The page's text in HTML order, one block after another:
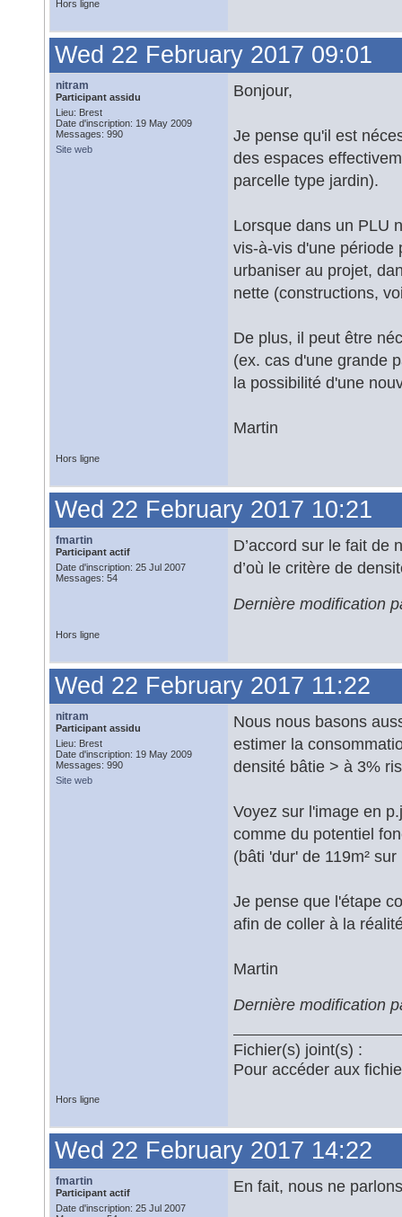
Hors ligne
Wed 22 February 2017 09:01
nitram
Participant assidu
Lieu: Brest
Date d'inscription: 19 May 2009
Messages: 990
Site web
Bonjour,
Je pense qu'il est
des espaces
parcelle type jardin).
Lorsque dans un PLU
vis-à-vis d'une période
urbaniser au projet,
nette (constructions,
De plus, il peut être
(ex. cas d'une grande
la possibilité d'une
Martin
Hors ligne
Wed 22 February 2017 10:21
fmartin
Participant actif
Date d'inscription: 25 Jul 2007
Messages: 54
D’accord sur le fait de
d’où le critère de
Dernière modification
Hors ligne
Wed 22 February 2017 11:22
nitram
Participant assidu
Lieu: Brest
Date d'inscription: 19 May 2009
Messages: 990
Site web
Nous nous basons
estimer la
densité bâtie > à 3%
Voyez sur l'image en
comme du potentiel
(bâti 'dur' de 119m²
Je pense que l'étape
afin de coller à la
Martin
Dernière modification
Fichier(s) joint(s) :
Pour accéder aux
Hors ligne
Wed 22 February 2017 14:22
fmartin
Participant actif
Date d'inscription: 25 Jul 2007
En fait, nous ne